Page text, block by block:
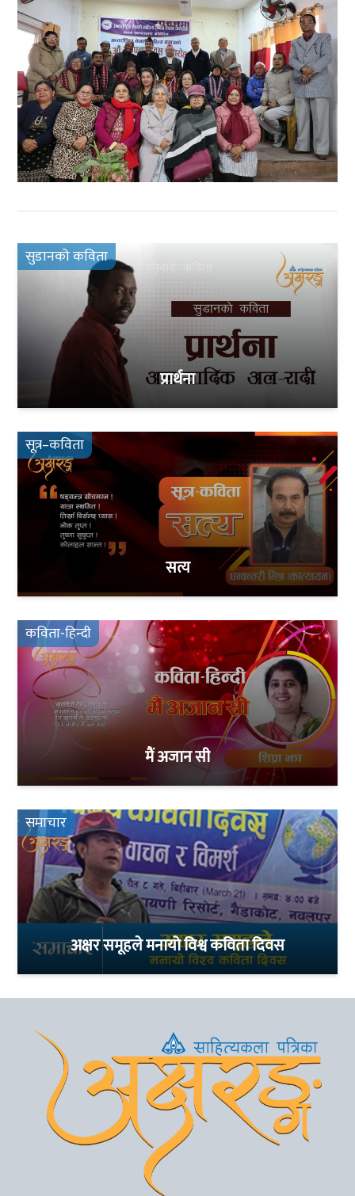
सुडानको कविता
प्रार्थना
सूत्र–कविता
सत्य
कविता-हिन्दी
मैं अजान सी
समाचार
अक्षर समूहले मनायो विश्व कविता दिवस